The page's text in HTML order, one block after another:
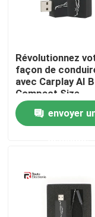
Aperçu
A propos de nous
Visite d'usine
Révolutionnez
façon de
avec Carplay AI
Compact Size
Performance
puissanteenvoyer